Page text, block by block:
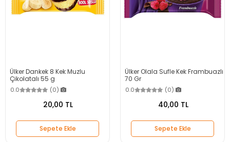
Ülker Dankek 8 Kek Muzlu
Çikolatalı 55 g
0.0 (0)
20,00 TL
Sepete Ekle
Ülker Olala Sufle Kek Frambuazlı
70 Gr
0.0 (0)
40,00 TL
Sepete Ekle